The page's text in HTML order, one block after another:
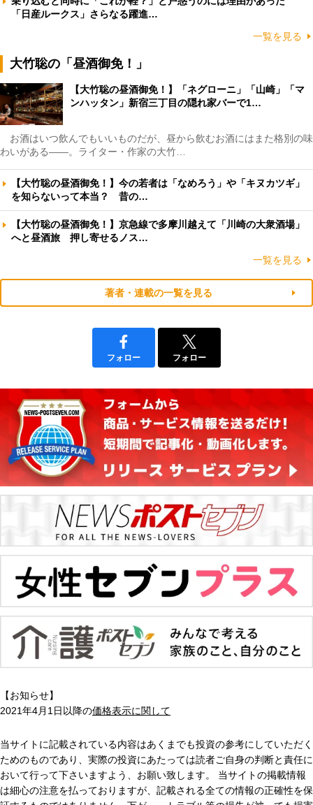
「日産ルークス」さらなる躍進…
一覧を見る
大竹聡の「昼酒御免！」
【大竹聡の昼酒御免！】「ネグローニ」「山崎」「マ
ンハッタン」新宿三丁目の隠れ家バーで1…
お酒はいつ飲んでもいいものだが、昼から飲むお酒にはまた格別の味
わいがある――。ライター・作家の大竹…
【大竹聡の昼酒御免！】今の若者は「なめろう」や「キヌカツギ」
を知らないって本当？ 昔の…
【大竹聡の昼酒御免！】京急線で多摩川越えて「川崎の大衆酒場」
へと昼酒旅 押し寄せるノス…
一覧を見る
著者・連載の一覧を見る
フォロー フォロー
【お知らせ】
2021年4月1日以降の価格表示に関して
当サイトに記載されている内容はあくまでも投資の参考にしていただく
ためのものであり、実際の投資にあたっては読者ご自身の判断と責任に
おいて行って下さいますよう、お願い致します。 当サイトの掲載情報
は細心の注意を払っておりますが、記載される全ての情報の正確性を保